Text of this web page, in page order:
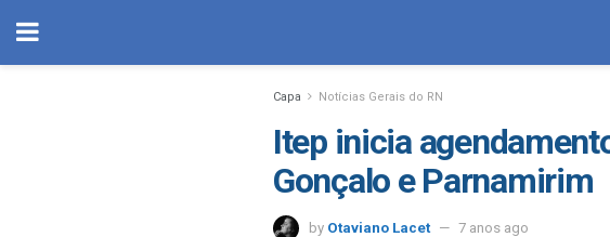
Capa Notícias Gerais do RN
Itep inicia
Gonçalo e Parnamirim
by Otaviano Lacet 7 anos ago